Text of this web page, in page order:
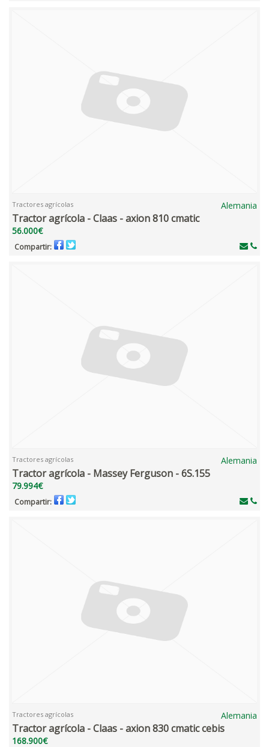
Tractores agrícolas Alemania
Tractor agrícola - Claas - axion 810 cmatic
56.000€
Compartir:
Tractores agrícolas Alemania
Tractor agrícola - Massey Ferguson - 6S.155
79.994€
Compartir:
Tractores agrícolas Alemania
Tractor agrícola - Claas - axion 830 cmatic cebis
168.900€